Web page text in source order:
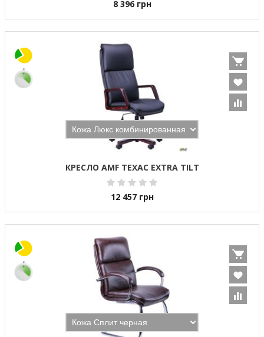
8 396 грн
КРЕСЛО AMF ТЕХАС EXTRA TILT
12 457 грн